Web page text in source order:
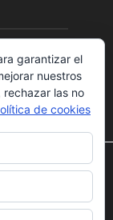
en
o
garantizar el
nuestros
las no
de cookies